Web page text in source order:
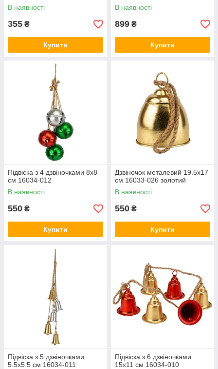
В наявності
355 ₴
Купити
В наявності
899 ₴
Купити
Підвіска з 4 дзвіночками 8х8
см 16034-012
В наявності
550 ₴
Купити
Дзвіночок металевий 19.5х17
см 16033-026 золотий
В наявності
550 ₴
Купити
Підвіска з 5 дзвіночками
5.5х5.5 см 16034-011
Підвіска з 6 дзвіночками
15х11 см 16034-010